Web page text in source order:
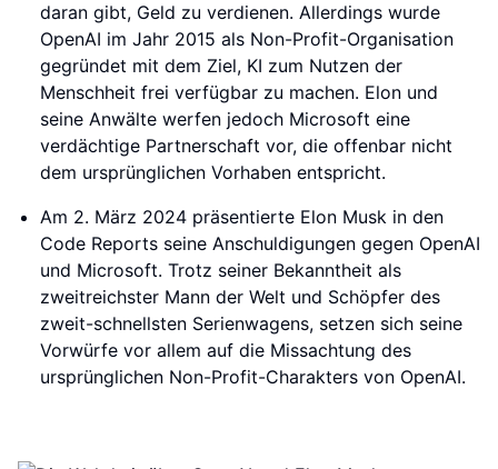
daran gibt, Geld zu verdienen. Allerdings wurde
OpenAI im Jahr 2015 als Non-Profit-Organisation
gegründet mit dem Ziel, KI zum Nutzen der
Menschheit frei verfügbar zu machen. Elon und
seine Anwälte werfen jedoch Microsoft eine
verdächtige Partnerschaft vor, die offenbar nicht
dem ursprünglichen Vorhaben entspricht.
Am 2. März 2024 präsentierte Elon Musk in den
Code Reports seine Anschuldigungen gegen OpenAI
und Microsoft. Trotz seiner Bekanntheit als
zweitreichster Mann der Welt und Schöpfer des
zweit-schnellsten Serienwagens, setzen sich seine
Vorwürfe vor allem auf die Missachtung des
ursprünglichen Non-Profit-Charakters von OpenAI.